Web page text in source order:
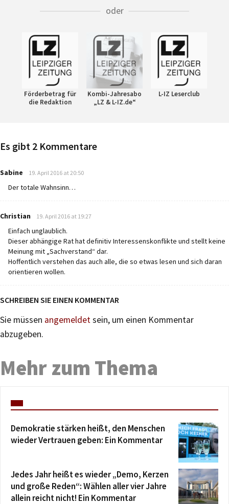
oder
Förderbetrag für
die Redaktion
Kombi-Jahresabo
„LZ & L-IZ.de“
L-IZ Leserclub
Es gibt 2 Kommentare
Sabine says:
19. April 2016 at 20:50
Der totale Wahnsinn…
Christian says:
19. April 2016 at 19:27
Einfach unglaublich.
Dieser abhängige Rat hat definitiv Interessenskonflikte und stellt keine
Meinung mit „Sachverstand“ dar.
Hoffentlich verstehen das auch alle, die so etwas lesen und sich daran
orientieren wollen.
SCHREIBEN SIE EINEN KOMMENTAR
Sie müssen angemeldetsein, um einen Kommentar
abzugeben.
Mehr zum Thema
Demokratie stärken heißt, den Menschen
wieder Vertrauen geben: Ein Kommentar
Jedes Jahr heißt es wieder „Demo, Kerzen
und große Reden“: Wählen aller vier Jahre
allein reicht nicht! Ein Kommentar